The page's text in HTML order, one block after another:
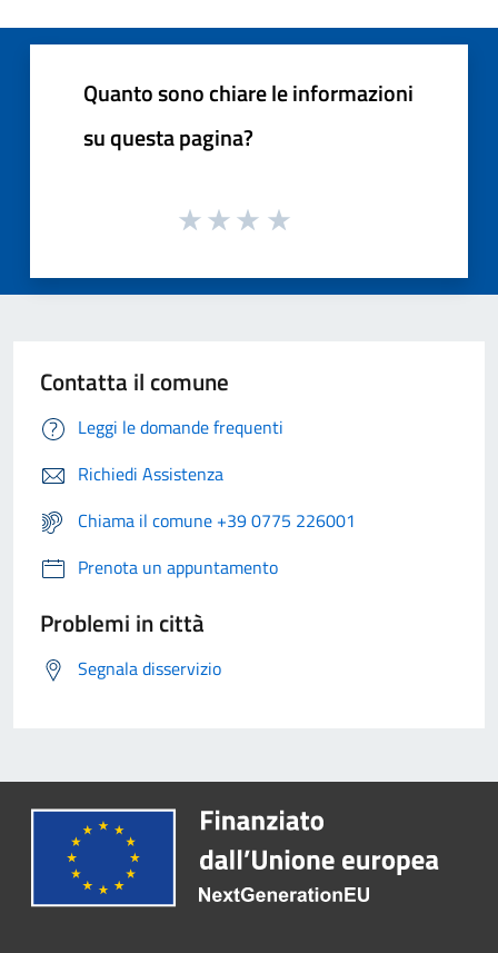
Quanto sono chiare le informazioni
su questa pagina?
Contatta il comune
Leggi le domande frequenti
Richiedi Assistenza
Chiama il comune +39 0775 226001
Prenota un appuntamento
Problemi in città
Segnala disservizio